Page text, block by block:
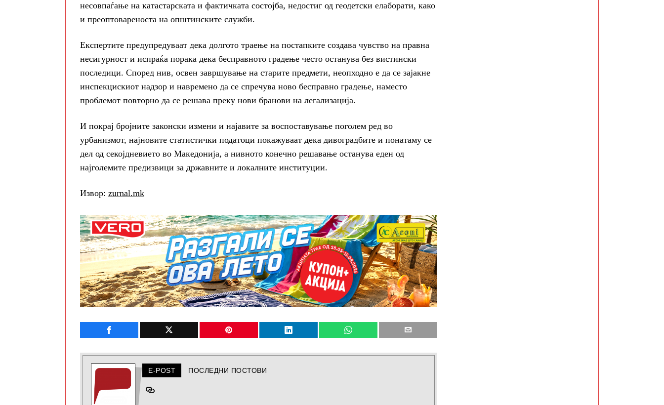
несовпаѓање на катастарската и фактичката состојба, недостиг од геодетски елаборати, како
и преоптовареноста на општинските служби.
Експертите предупредуваат дека долгото траење на постапките создава чувство на правна
несигурност и испраќа порака дека бесправното градење често останува без вистински
последици. Според нив, освен завршување на старите предмети, неопходно е да се зајакне
инспекцискиот надзор и навремено да се спречува ново бесправно градење, наместо
проблемот повторно да се решава преку нови бранови на легализација.
И покрај бројните законски измени и најавите за воспоставување поголем ред во
урбанизмот, најновите статистички податоци покажуваат дека дивоградбите и понатаму се
дел од секојдневието во Македонија, а нивното конечно решавање останува еден од
најголемите предизвици за државните и локалните институции.
Извор: zurnal.mk
E-POST ПОСЛЕДНИ ПОСТОВИ